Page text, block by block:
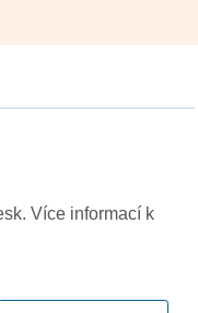
Více informací k